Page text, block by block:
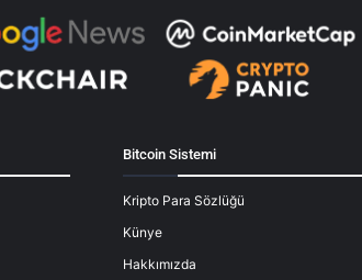
Bitcoin Sistemi
Kripto Para Sözlüğü
Künye
Hakkımızda